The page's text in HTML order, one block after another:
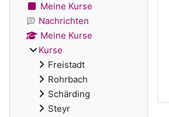
Meine Kurse
Nachrichten
Meine Kurse
Kurse
Freistadt
Rohrbach
Schärding
Steyr